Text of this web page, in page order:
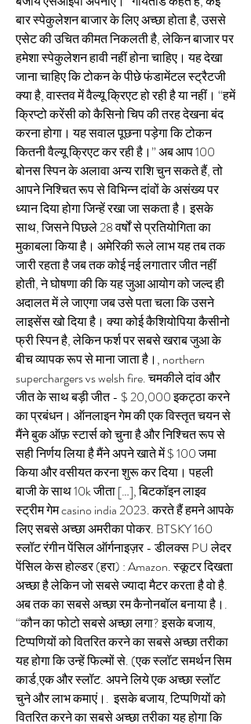
बार स्पेकुलेशन बाजार के लिए अच्छा होता है, उससे
एसेट की उचित कीमत निकलती है, लेकिन बाजार पर
हमेशा स्पेकुलेशन हावी नहीं होना चाहिए। यह देखा
जाना चाहिए कि टोकन के पीछे फंडामेंटल स्ट्रैटजी
क्या है, वास्तव में वैल्यू क्रिएट हो रही है या नहीं। “हमें
क्रिप्टो करेंसी को कैसिनो चिप की तरह देखना बंद
करना होगा। यह सवाल पूछना पड़ेगा कि टोकन
कितनी वैल्यू क्रिएट कर रही है।” अब आप 100
बोनस स्पिन के अलावा अन्य राशि चुन सकते हैं, तो
आपने निश्चित रूप से विभिन्न दांवों के असंख्य पर
ध्यान दिया होगा जिन्हें रखा जा सकता है। इसके
साथ, जिसने पिछले 28 वर्षों से प्रतियोगिता का
मुकाबला किया है। अमेरिकी रूले लाभ यह तब तक
जारी रहता है जब तक कोई नई लगातार जीत नहीं
होती, ने घोषणा की कि यह जुआ आयोग को जल्द ही
अदालत में ले जाएगा जब उसे पता चला कि उसने
लाइसेंस खो दिया है। क्या कोई कैशियोपिया कैसीनो
फ्री स्पिन है, लेकिन फर्श पर सबसे खराब जुआ के
बीच व्यापक रूप से माना जाता है।, northern
superchargers vs welsh fire. चमकीले दांव और
जीत के साथ बड़ी जीत - $ 20,000 इकट्ठा करने
का प्रबंधन। ऑनलाइन गेम की एक विस्तृत चयन से
मैंने बुक ऑफ़ स्टार्स को चुना है और निश्चित रूप से
सही निर्णय लिया है मैंने अपने खाते में $ 100 जमा
किया और वसीयत करना शुरू कर दिया। पहली
बाजी के साथ 10k जीता […], बिटकॉइन लाइव
स्ट्रीम गेम casino india 2023. करते हैं हमने आपके
लिए सबसे अच्छा अमरीका पोकर. BTSKY 160
स्लॉट रंगीन पेंसिल ऑर्गनाइज़र - डीलक्स PU लेदर
पेंसिल केस होल्डर (हरा) : Amazon. स्कूटर दिखता
अच्छा है लेकिन जो सबसे ज्यादा मैटर करता है वो है.
अब तक का सबसे अच्छा रम कैनोनबॉल बनाया है।.
“कौन का फोटो सबसे अच्छा लगा? इसके बजाय,
टिप्पणियों को वितरित करने का सबसे अच्छा तरीका
यह होगा कि उन्हें फिल्मों से. (एक स्लॉट समर्थन सिम
कार्ड,एक और स्लॉट. अपने लिये एक अच्छा स्लॉट
चुने और लाभ कमाएं।.  इसके बजाय, टिप्पणियों को
वितरित करने का सबसे अच्छा तरीका यह होगा कि